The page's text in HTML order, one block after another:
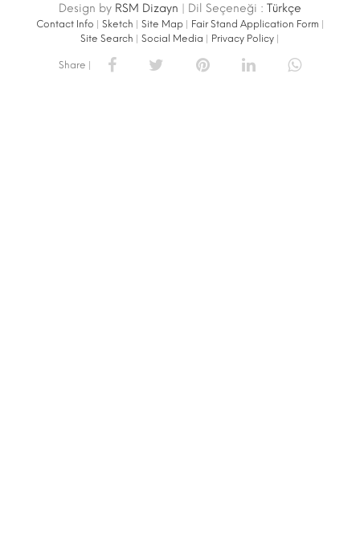
Design by RSM Dizayn | Dil Seçeneği : Türkçe
Contact Info Sketch Site Map| Fair Stand Application Form
Site Search
Social Media Privacy Policy
Share |